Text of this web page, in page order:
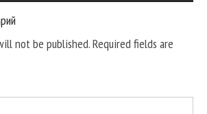
not be published. Required fields are